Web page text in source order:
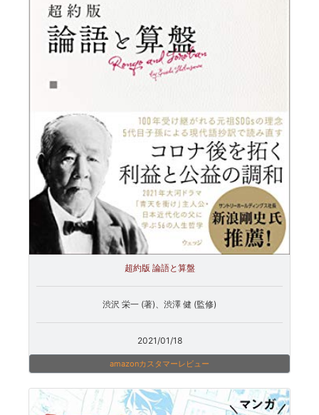
超約版 論語と算盤
渋沢 栄一 (著)、渋澤 健 (監修)
2021/01/18
amazonカスタマーレビュー